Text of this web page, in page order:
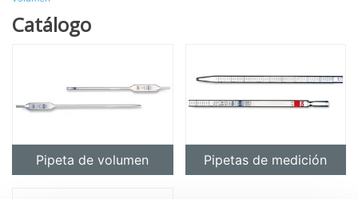
Catálogo
Pipeta de volumen Pipetas de medición